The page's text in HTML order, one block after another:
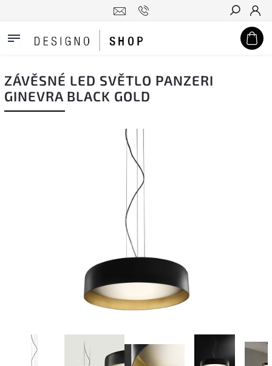
Hledat
ZÁVĚSNÉ LED SVĚTLO PANZERI
GINEVRA BLACK GOLD